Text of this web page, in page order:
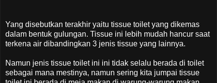
Yang disebutkan terakhir yaitu tissue toilet yang dikemas
dalam bentuk gulungan. Tissue ini lebih mudah hancur saat
terkena air dibandingkan 3 jenis tissue yang lainnya.
Namun jenis tissue toilet ini ini tidak selalu berada di toilet
sebagai mana mestinya, namun sering kita jumpai tissue